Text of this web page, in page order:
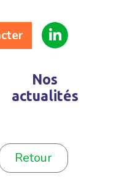
Nos
actualités
Retour